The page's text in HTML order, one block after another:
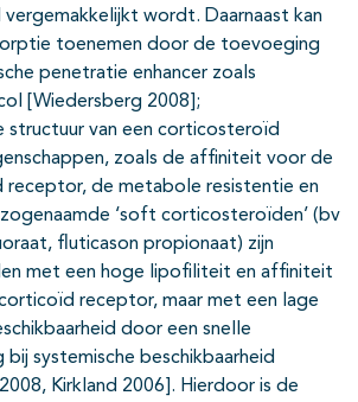
wordt. Daarnaast kan
toenemen door de toevoeging
penetratie enhancer zoals
[Wiedersberg 2008];
structuur van een corticosteroïd
zoals de affiniteit voor de
de metabole resistentie en
‘soft corticosteroïden’ (bv
fluticason propionaat) zijn
met een hoge lipofiliteit en affiniteit
receptor, maar met een lage
door een snelle
bij systemische beschikbaarheid
Kirkland 2006]. Hierdoor is de